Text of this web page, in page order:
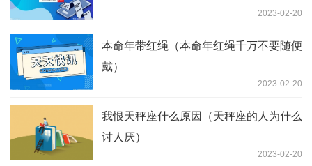
2023-02-20
本命年带红绳（本命年红绳千万不要随便
戴）
2023-02-20
我恨天秤座什么原因（天秤座的人为什么
讨人厌）
2023-02-20